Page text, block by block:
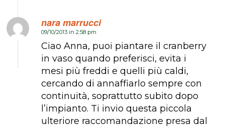
nara marrucci
dice:
09/10/2013 in 2:58 pm
Ciao Anna, puoi piantare il cranberry
in vaso quando preferisci, evita i
mesi più freddi e quelli più caldi,
cercando di annaffiarlo sempre con
continuità, soprattutto subito dopo
l’impianto. Ti invio questa piccola
ulteriore raccomandazione presa dal